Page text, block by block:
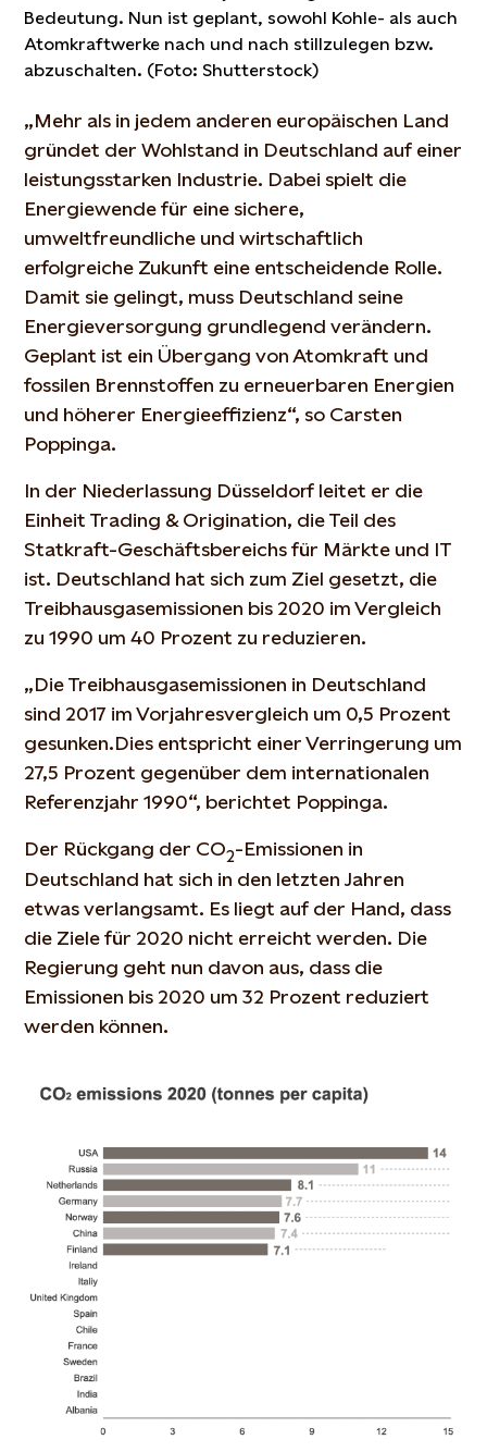
Bedeutung. Nun ist geplant, sowohl Kohle- als auch
Atomkraftwerke nach und nach stillzulegen bzw.
abzuschalten. (Foto: Shutterstock)
„Mehr als in jedem anderen europäischen Land
gründet der Wohlstand in Deutschland auf einer
leistungsstarken Industrie. Dabei spielt die
Energiewende für eine sichere,
umweltfreundliche und wirtschaftlich
erfolgreiche Zukunft eine entscheidende Rolle.
Damit sie gelingt, muss Deutschland seine
Energieversorgung grundlegend verändern.
Geplant ist ein Übergang von Atomkraft und
fossilen Brennstoffen zu erneuerbaren Energien
und höherer Energieeffizienz“, so Carsten
Poppinga.
In der Niederlassung Düsseldorf leitet er die
Einheit Trading & Origination, die Teil des
Statkraft-Geschäftsbereichs für Märkte und IT
ist. Deutschland hat sich zum Ziel gesetzt, die
Treibhausgasemissionen bis 2020 im Vergleich
zu 1990 um 40 Prozent zu reduzieren.
„Die Treibhausgasemissionen in Deutschland
sind 2017 im Vorjahresvergleich um 0,5 Prozent
gesunken.Dies entspricht einer Verringerung um
27,5 Prozent gegenüber dem internationalen
Referenzjahr 1990“, berichtet Poppinga.
Der Rückgang der CO2-Emissionen in
Deutschland hat sich in den letzten Jahren
etwas verlangsamt. Es liegt auf der Hand, dass
die Ziele für 2020 nicht erreicht werden. Die
Regierung geht nun davon aus, dass die
Emissionen bis 2020 um 32 Prozent reduziert
werden können.